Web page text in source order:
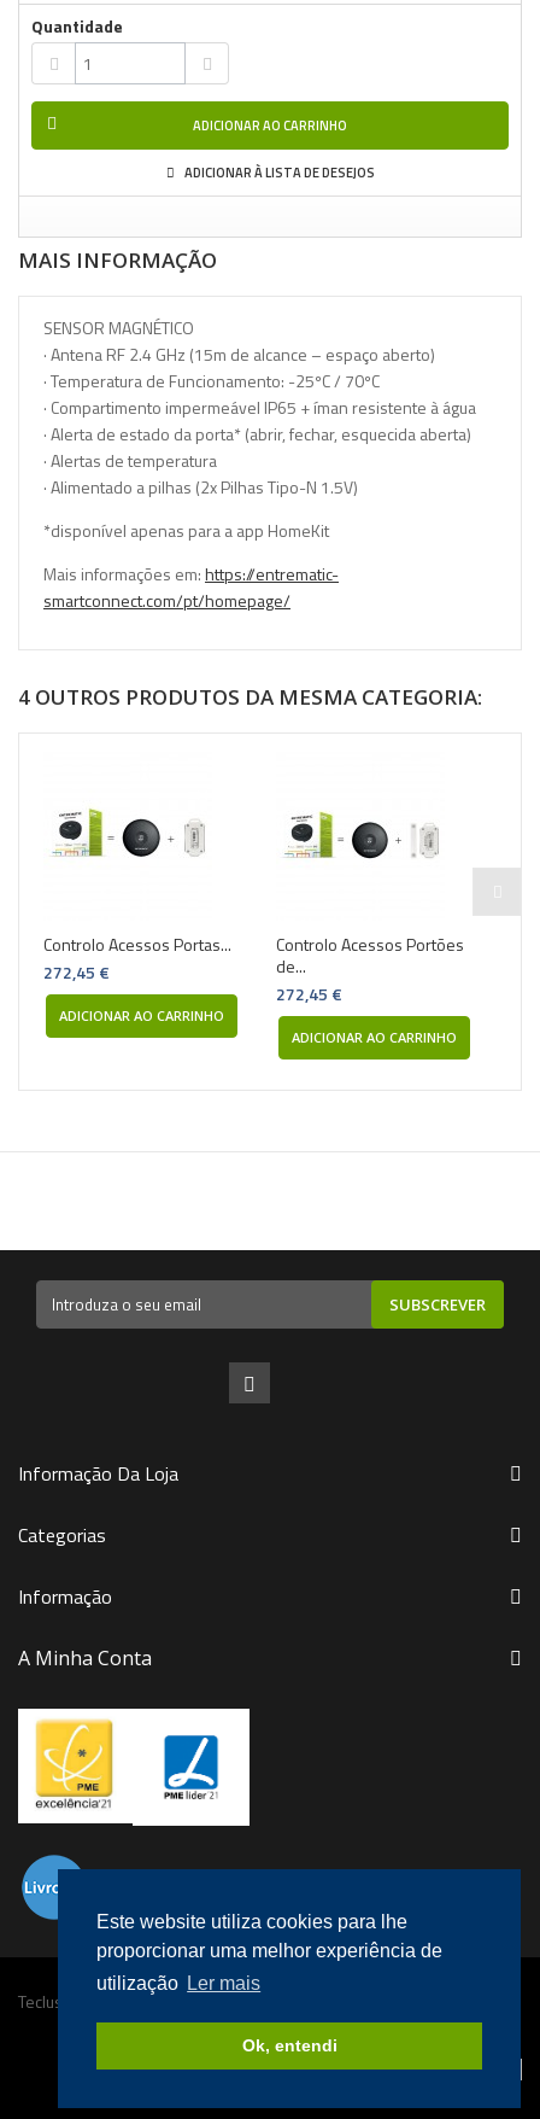
Este website utiliza cookies para lhe
proporcionar uma melhor experiência de
utilização Ler mais
Ok, entendi
Quantidade
ADICIONAR AO CARRINHO
ADICIONAR À LISTA DE DESEJOS
MAIS INFORMAÇÃO
SENSOR MAGNÉTICO
· Antena RF 2.4 GHz (15m de alcance – espaço aberto)
· Temperatura de Funcionamento: -25ºC / 70ºC
· Compartimento impermeável IP65 + íman resistente à água
· Alerta de estado da porta* (abrir, fechar, esquecida aberta)
· Alertas de temperatura
· Alimentado a pilhas (2x Pilhas Tipo-N 1.5V)
*disponível apenas para a app HomeKit
Mais informações em:https://entrematic-
smartconnect.com/pt/homepage/
4 OUTROS PRODUTOS DA MESMA CATEGORIA:
Controlo Acessos Portas...
272,45 €
ADICIONAR AO CARRINHO
Controlo Acessos Portões
de...
272,45 €
ADICIONAR AO CARRINHO
SUBSCREVER
Informação Da Loja
Categorias
Informação
A Minha Conta
Teclusa © 2016 Todos os direitos reservados.
Desenvolvido por